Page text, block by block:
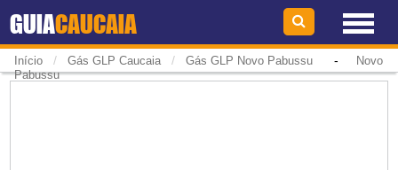
GUIACAUCAIA
Início / Gás GLP Caucaia / Gás GLP Novo Pabussu-
Novo
Pabussu